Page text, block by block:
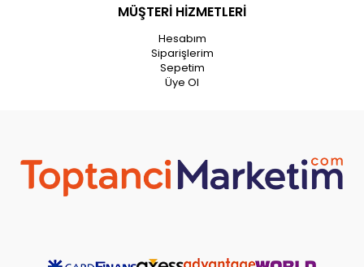
MÜŞTERİ HİZMETLERİ
Hesabım
Siparişlerim
Sepetim
Üye Ol